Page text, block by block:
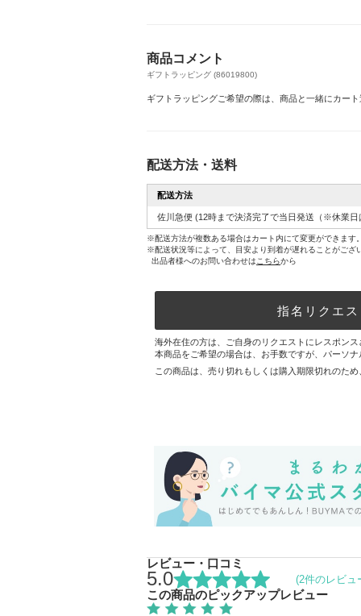
商品コメント
ギフトラッピング (86019800)
ギフトラッピングご希望の際は、商品と一緒にカー
配送方法・送料
配送方法
佐川急便 (12時まで決済完了で当日発送（※休業日
※配送方法が複数ある場合はカート内にて変更ができます
※配送状況等によって、目安より到着が遅れることがござ
出品者様へのお問い合わせはこちらから
指名リクエ
海外在住の方は、ご自身のリクエストにレスポン
本商品をご希望の場合は、お手数ですが、パーソ
この商品は、売り切れもしくは購入期限切れのた
レビュー・口コミ
5.0 (2件のレビュ
この商品のピックアップレビュー